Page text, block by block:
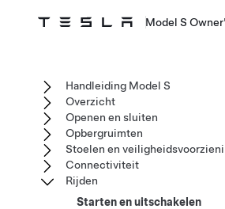
Model S
Handleiding Model S
Overzicht
Openen en sluiten
Opbergruimten
Stoelen en
Connectiviteit
Rijden
Starten en uitschakelen